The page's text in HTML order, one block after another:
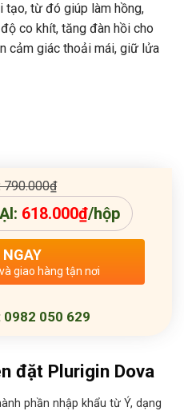
tạo, từ đó giúp làm hồng,
co khít, tăng đàn hồi cho
cảm giác thoải mái, giữ lửa
790.000₫
618.000₫/hộp
giao hàng tận nơi
050 629
đặt Plurigin Dova
phần nhập khẩu từ Ý, dạng